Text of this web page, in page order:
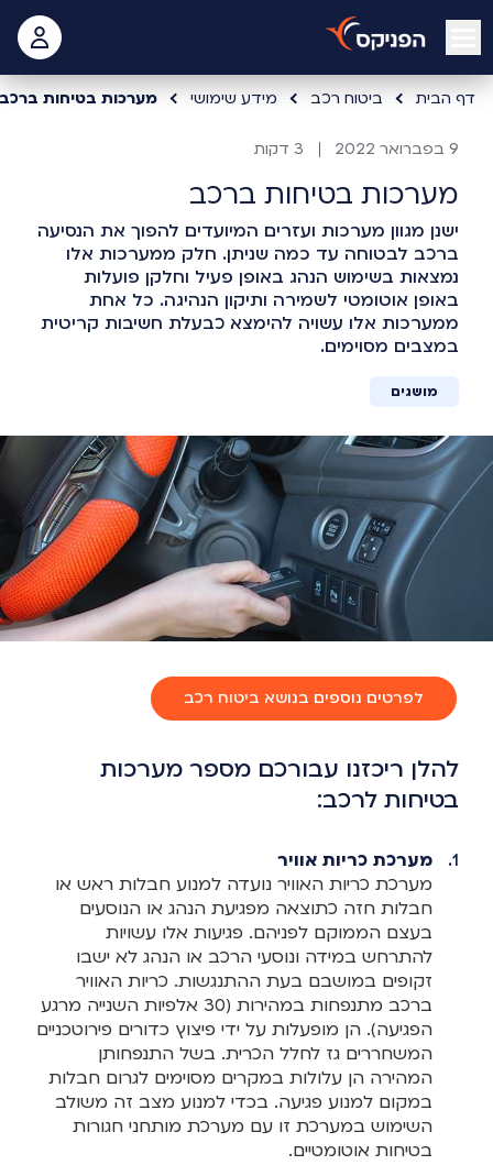
open mobile menu
דף הבית ביטוח רכב מידע שימושי מערכות בטיחות ברכב
9 בפברואר 2022 3 דקות
מערכות בטיחות ברכב
ישנן מגוון מערכות ועזרים המיועדים להפוך את הנסיעה
ברכב לבטוחה עד כמה שניתן. חלק ממערכות אלו
נמצאות בשימוש הנהג באופן פעיל וחלקן פועלות
באופן אוטומטי לשמירה ותיקון הנהיגה. כל אחת
ממערכות אלו עשויה להימצא כבעלת חשיבות קריטית
במצבים מסוימים.
מושגים
לפרטים נוספים בנושא ביטוח רכב
להלן ריכזנו עבורכם מספר מערכות
בטיחות לרכב:
מערכת כריות אוויר
מערכת כריות האוויר נועדה למנוע חבלות ראש או
חבלות חזה כתוצאה מפגיעת הנהג או הנוסעים
בעצם הממוקם לפניהם. פגיעות אלו עשויות
להתרחש במידה ונוסעי הרכב או הנהג לא ישבו
זקופים במושבם בעת ההתנגשות. כריות האוויר
ברכב מתנפחות במהירות (30 אלפיות השנייה מרגע
הפגיעה). הן מופעלות על ידי פיצוץ כדורים פירוטכניים
המשחררים גז לחלל הכרית. בשל התנפחותן
המהירה הן עלולות במקרים מסוימים לגרום חבלות
במקום למנוע פגיעה. בכדי למנוע מצב זה משולב
השימוש במערכת זו עם מערכת מותחני חגורות
בטיחות אוטומטיים.